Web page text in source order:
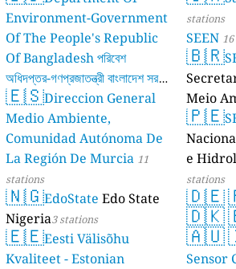
Environment-Government
Of The People's Republic
Of Bangladesh পরিবেশ
অধিদপ্তর-গণপ্রজাতন্ত্রী বাংলাদেশ সরকার
17 stations
🇪🇸Direccion General
Medio Ambiente,
Comunidad Autónoma De
La Región De Murcia 11
stations
🇳🇬EdoState Edo State
Nigeria3 stations
🇪🇪Eesti Välisõhu
Kvaliteet - Estonian
stations
SEEN
🇧🇷
Meio
🇵🇪
e
stations
🇩🇪
🇩🇰
🇦🇺
Sensor